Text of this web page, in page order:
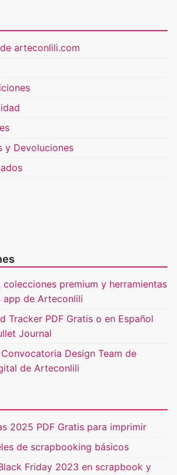
arteconlili.com
y Devoluciones
colecciones premium y herramientas
app de Arteconlili
Tracker PDF Gratis o en Español
Journal
Convocatoria Design Team de
de Arteconlili
2025 PDF Gratis para imprimir
de scrapbooking básicos
Friday 2023 en scrapbook y